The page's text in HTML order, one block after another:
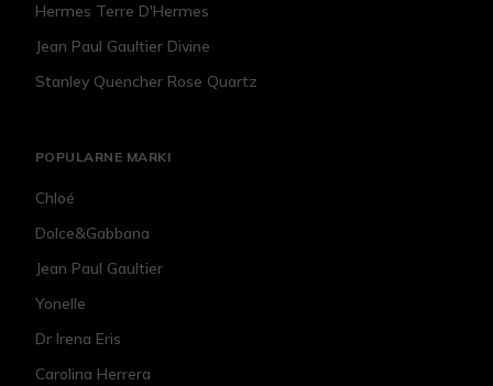
Hermes Terre D'Hermes
Jean Paul Gaultier Divine
Stanley Quencher Rose Quartz
POPULARNE MARKI
Chloé
Dolce&Gabbana
Jean Paul Gaultier
Yonelle
Dr Irena Eris
Carolina Herrera